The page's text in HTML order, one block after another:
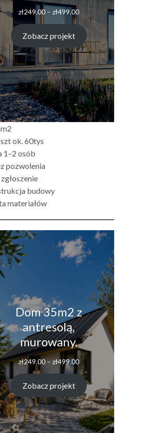
zł249.00 – zł499.00Zakres
cen:
od
zł249.00
do
zł499.00
Zobacz projekt
ok. 60tys
1–2 osób
pozwolenia
budowy
materiałów
Dom 35m2 z
antresolą,
murowany.
zł249.00 –zł499.00Zakres
cen:
od
zł249.00
do
zł499.00
Zobacz projekt